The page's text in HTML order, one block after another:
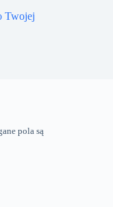
Twojej
pola są